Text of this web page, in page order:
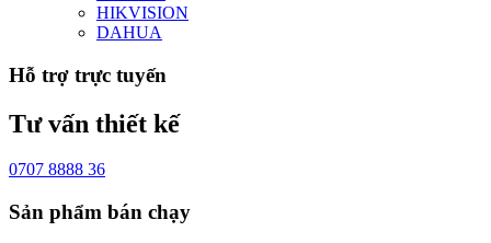
HIKVISION
DAHUA
Hỗ trợ trực tuyến
Tư vấn thiết kế
0707 8888 36
Sản phẩm bán chạy